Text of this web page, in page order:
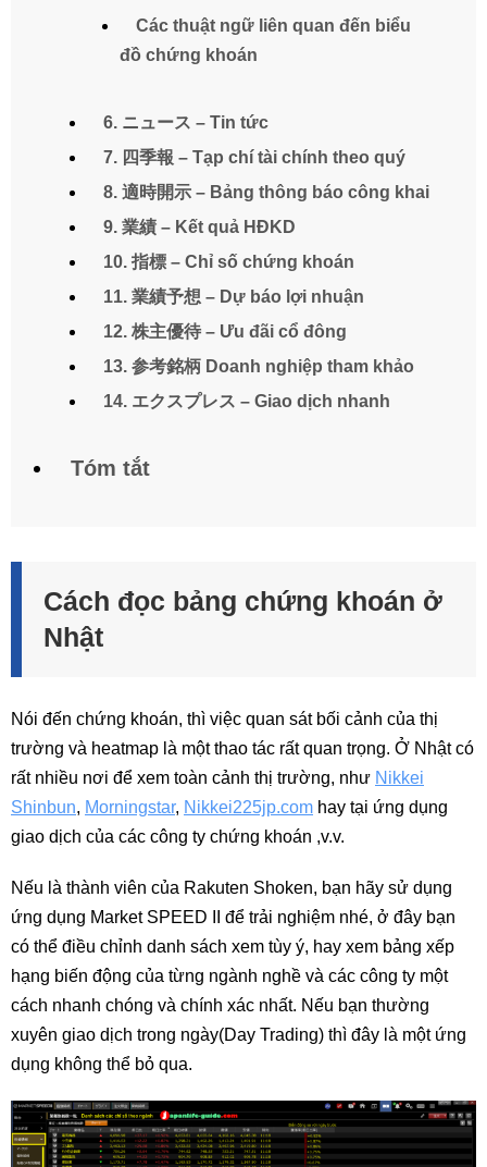
Các thuật ngữ liên quan đến biểu
đồ chứng khoán
6. ニュース – Tin tức
7. 四季報 – Tạp chí tài chính theo quý
8. 適時開示 – Bảng thông báo công khai
9. 業績 – Kết quả HĐKD
10. 指標 – Chỉ số chứng khoán
11. 業績予想 – Dự báo lợi nhuận
12. 株主優待 – Ưu đãi cổ đông
13. 参考銘柄 Doanh nghiệp tham khảo
14. エクスプレス – Giao dịch nhanh
Tóm tắt
Cách đọc bảng chứng khoán ở
Nhật
Nói đến chứng khoán, thì việc quan sát bối cảnh của thị
trường và heatmap là một thao tác rất quan trọng. Ở Nhật có
rất nhiều nơi để xem toàn cảnh thị trường, như Nikkei
Shinbun, Morningstar, Nikkei225jp.com hay tại ứng dụng
giao dịch của các công ty chứng khoán ,v.v.
Nếu là thành viên của Rakuten Shoken, bạn hãy sử dụng
ứng dụng Market SPEED II để trải nghiệm nhé, ở đây bạn
có thể điều chỉnh danh sách xem tùy ý, hay xem bảng xếp
hạng biến động của từng ngành nghề và các công ty một
cách nhanh chóng và chính xác nhất. Nếu bạn thường
xuyên giao dịch trong ngày(Day Trading) thì đây là một ứng
dụng không thể bỏ qua.